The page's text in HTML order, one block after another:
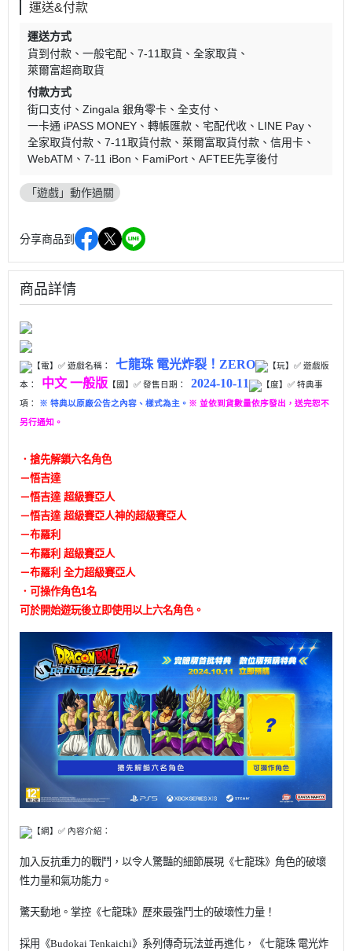
運送&付款
運送方式
貨到付款
一般宅配 7-11取貨
全家取貨
萊爾富超商取貨
付款方式
街口支付
Zingala 銀角零卡
全支付
一卡通 iPASS MONEY
轉帳匯款 宅配代收
LINE Pay
全家取貨付款
7-11取貨付款 萊爾富取貨付款
信用卡
WebATM
7-11 iBon FamiPort AFTEE先享後付
「遊戲」動作過關
分享商品到
商品詳情
【電】✅ 遊戲名稱： 七龍珠 電光炸裂！ZERO 【玩】 ✅ 遊戲版
本： 中文 一般版 【國】✅ 發售日期： 2024-10-11 【度】✅ 特典事
項： ※ 特典以原廠公告之內容、樣式為主。 ※ 並依到貨數量依序發出，送完恕不
另行通知。
．搶先解鎖六名角色
－悟吉達
－悟吉達 超級賽亞人
－悟吉達 超級賽亞人神的超級賽亞人
－布羅利
－布羅利 超級賽亞人
－布羅利 全力超級賽亞人
．可操作角色1名
可於開始遊玩後立即使用以上六名角色。
【網】✅ 內容介紹：
加入反抗重力的戰鬥，以令人驚豔的細節展現《七龍珠》角色的破壞
性力量和氣功能力。
驚天動地。掌控《七龍珠》歷來最強鬥士的破壞性力量！
採用《Budokai Tenkaichi》系列傳奇玩法並再進化，《七龍珠 電光炸